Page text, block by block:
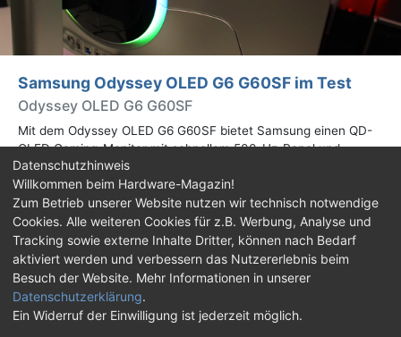
Samsung Odyssey OLED G6 G60SF im Test
Odyssey OLED G6 G60SF
Mit dem Odyssey OLED G6 G60SF bietet Samsung einen QD-
OLED Gaming-Monitor mit schnellem 500-Hz-Panel und
WQHD-Auflösung an. Wir haben den 27 Zoll großen Monitor auf
Herz und Nieren geprüft.
Impressum| Kontakt |Jobs |Datenschutz |
Consent‑Einstellungen |Haftungsausschluss
Feed Facebook
Twitch
Discord
Datenschutzhinweis
Willkommen beim Hardware-Magazin!
Zum Betrieb unserer Website nutzen wir technisch notwendige
Cookies. Alle weiteren Cookies für z.B. Werbung, Analyse und
Tracking sowie externe Inhalte Dritter, können nach Bedarf
aktiviert werden und verbessern das Nutzererlebnis beim
Besuch der Website. Mehr Informationen in unserer
Datenschutzerklärung.
Ein Widerruf der Einwilligung ist jederzeit möglich.